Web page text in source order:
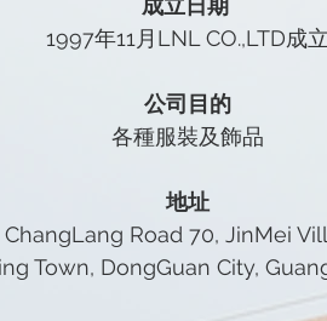
成立日期
1997年11月LNL CO.,LTD成立
公司目的
各種服裝及飾品
地址
ChangLang Road 70, JinMei
Town, DongGuan City,